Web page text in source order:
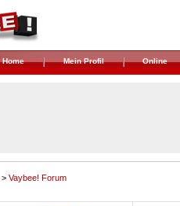
Home Mein Profil Online
> Vaybee! Forum